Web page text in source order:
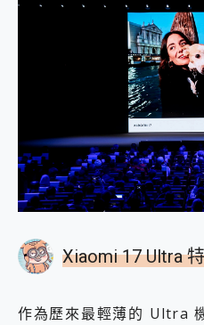
Xiaomi 17 Ultra
作為歷來最輕薄的 Ultra